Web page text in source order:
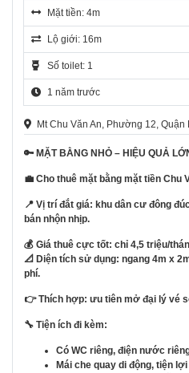
Mặt tiền: 4m
Lộ giới: 16m
Số toilet: 1
1 năm trước
Mt Chu Văn An, Phường 12,
🔑 MẶT BẰNG NHỎ – HI ỆU QUẢ LỚ
💼 Cho thuê mặt bằng mặt tiền Chu
📍 Vị trí đắt giá: khu dân cư đông đ
bán nhộn nhịp.
💰 Giá thuê cực tốt: chỉ 4,5 triệu/
📐 Diện tích sử dụng: ngang 4m x
phí.
👉 Thích hợp: ưu tiên mở đại lý vé s
🔧 Tiện ích đi kèm:
Có WC riêng, điện nước
Mái che quay di động, tiện l ợi